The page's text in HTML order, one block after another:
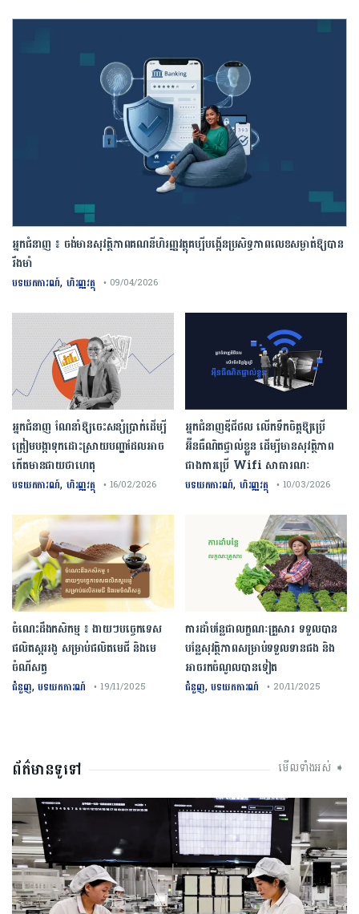
អ្នកជំនាញ ៖ ចង់មានសុវត្ថិភាពគណនីហិរញ្ញវត្ថុគប្បីបង្កើនប្រសិទ្ធភាពលេខសម្ងាត់ឱ្យបាន
រឹងមាំ
បទយកការណ៍, ហិរញ្ញវត្ថុ • 09/04/2026
អ្នកជំនាញឌីជីថល លើកទឹកចិត្តឱ្យប្រើ
អ៊ីនធឺណិតផ្ទាល់ខ្លួន ដើម្បីមានសុវត្ថិភាព
ជាងការប្រើ Wifi​ សាធារណៈ
បទយកការណ៍, ហិរញ្ញវត្ថុ • 10/03/2026
អ្នកជំនាញ ណែនាំឱ្យចេះសន្សំប្រាក់ដើម្បី
ត្រៀមបង្កាទុកដោះស្រាយបញ្ហាដែលអាច
កើតមានជាយថាហេតុ
បទយកការណ៍, ហិរញ្ញវត្ថុ • 16/02/2026
ការដាំបន្លែជាលក្ខណៈគ្រួសារ ទទួលបាន
បន្លែសុវត្ថិភាពសម្រាប់ទទួលទានផង និង
អាចរកចំណូលបានទៀត
ជំនួញ,បទយកការណ៍ • 20/11/2025
ចំណេះដឹងកសិកម្ម ៖ ងាយៗបច្ចេកទេស
ផលិតស្កររងូ សម្រាប់ផលិតមេជី និងមេ
ចំណីសត្វ
ជំនួញ,បទយកការណ៍ • 19/11/2025
ព័ត៌មានទូទៅ មើលទាំងអស់ ➧